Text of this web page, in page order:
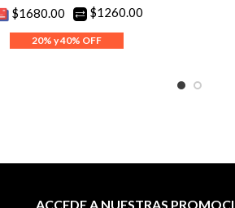
$1680.00
$1260.00
ACCEDE A NUESTRAS